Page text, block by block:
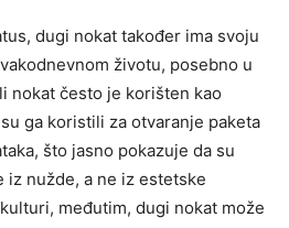
dugi nokat također ima svoju
životu, posebno u
nokat često je korišten kao
ga koristili za otvaranje paketa
što jasno pokazuje da su
iz nužde, a ne iz estetske
međutim, dugi nokat može